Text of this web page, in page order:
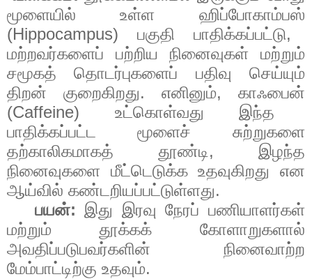
மூளையில்
உள்ள ஹிப்போகாம்பஸ்
(Hippocampus) பகுதி பாதிக்கப்பட்டு,
மற்றவர்களைப் பற்றிய நினைவுகள்
மற்றும்
சமூகத்
தொடர்புகளைப் பதிவு
செய்யும்
திறன்
குறைகிறது. எனினும், காஃபைன்
(Caffeine) உட்கொள்வது
இந்த
பாதிக்கப்பட்ட
மூளைச்
சுற்றுகளை
தற்காலிகமாகத்
தூண்டி, இழந்த
நினைவுகளை
மீட்டெடுக்க உதவுகிறது
என
ஆய்வில் கண்டறியப்பட்டுள்ளது.
பயன்: இது இரவு நேரப் பணியாளர்கள்
மற்றும்
தூக்கக்
கோளாறுகளால்
அவதிப்படுபவர்களின்
நினைவாற்ற
மேம்பாட்டிற்கு உதவும்.